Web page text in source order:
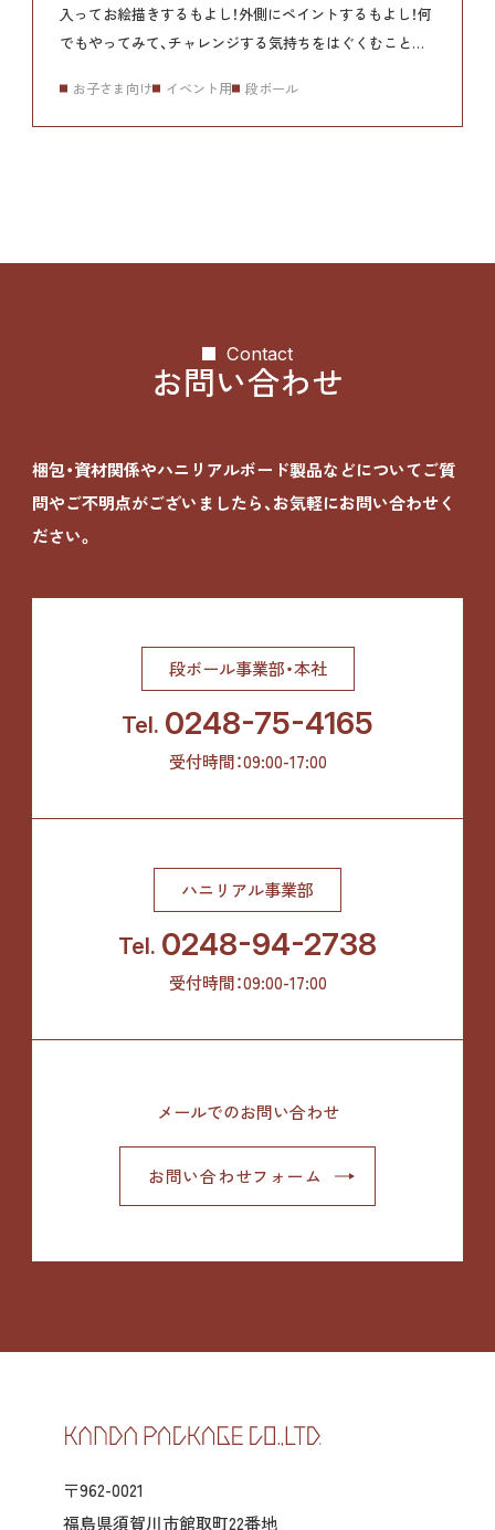
入ってお絵描きするもよし！外側にペイントするもよし！何
でもやってみて、チャレンジする気持ちをはぐくむことが
お子さま向け イベント用 段ボール
Contact
お問い合わせ
梱包・資材関係やハニリアルボード製品などについてご質
問やご不明点がございましたら、お気軽にお問い合わせく
ださい。
段ボール事業部・本社
Tel. 0248-75-4165
受付時間：09:00-17:00
ハニリアル事業部
Tel. 0248-94-2738
受付時間：09:00-17:00
メールでのお問い合わせ
お問い合わせフォーム
〒962-0021
福島県須賀川市館取町22番地